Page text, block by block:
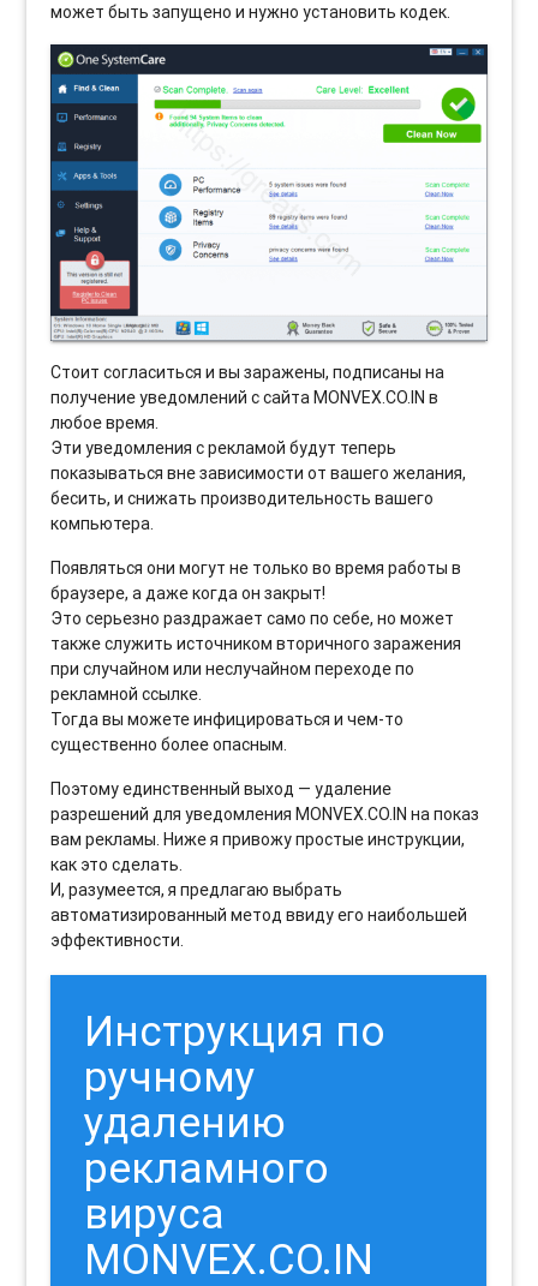
может быть запущено и нужно установить кодек.
Стоит согласиться и вы заражены, подписаны на
получение уведомлений с сайта MONVEX.CO.IN в
любое время.
Эти уведомления с рекламой будут теперь
показываться вне зависимости от вашего желания,
бесить, и снижать производительность вашего
компьютера.
Появляться они могут не только во время работы в
браузере, а даже когда он закрыт!
Это серьезно раздражает само по себе, но может
также служить источником вторичного заражения
при случайном или неслучайном переходе по
рекламной ссылке.
Тогда вы можете инфицироваться и чем-то
существенно более опасным.
Поэтому единственный выход — удаление
разрешений для уведомления MONVEX.CO.IN на показ
вам рекламы. Ниже я привожу простые инструкции,
как это сделать.
И, разумеется, я предлагаю выбрать
автоматизированный метод ввиду его наибольшей
эффективности.
Инструкция по
ручному
удалению
рекламного
вируса
MONVEX.CO.IN